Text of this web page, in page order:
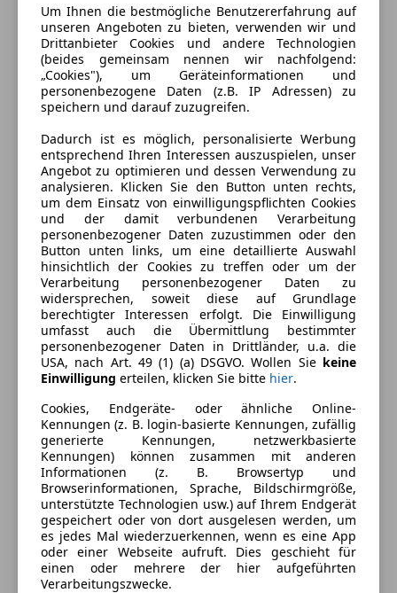
Kraftstoff
Benzin
Kraftstoffverbrauch
5,80l/100 km (komb.)
CO₂-Emissionen
137 g/km (komb.)
Ausstattung
Komfort
Berganfahrassistent
Getönte Scheiben
teilb. Rücksitzbank
Sicherheit
ABS
Airbag hinten
Beifahrerairbag
ESP
Isofix
Reifendruckkontrollsystem
Seitenairbag
Servolenkung
Tagfahrlicht
Traktionskontrolle
Wegfahrsperre
Extras
Mehr anzeigen
Farbe und Innenausstattung
Außenfarbe
Blau
Farbe laut Hersteller
BLAU MARINE
Lackierung
Metallic
Farbe der
Innenausstattung
Schwarz
Innenausstattung Stoff
Fahrzeugbeschreibung
Autos verkaufen kann jeder. Bei uns erhalten Sie ein
Rundum-Service das Ihnen den Autokauf so leicht wie
möglich macht.
Um Ihnen die bestmögliche Benutzererfahrung auf
unseren Angeboten zu bieten, verwenden wir und
Drittanbieter Cookies und andere Technologien
(beides gemeinsam nennen wir nachfolgend:
„Cookies"), um Geräteinformationen und
personenbezogene Daten (z.B. IP Adressen) zu
speichern und darauf zuzugreifen.
Dadurch ist es möglich, personalisierte Werbung
entsprechend Ihren Interessen auszuspielen, unser
Angebot zu optimieren und dessen Verwendung zu
analysieren. Klicken Sie den Button unten rechts,
um dem Einsatz von einwilligungspflichten Cookies
und der damit verbundenen Verarbeitung
personenbezogener Daten zuzustimmen oder den
Button unten links, um eine detaillierte Auswahl
hinsichtlich der Cookies zu treffen oder um der
Verarbeitung personenbezogener Daten zu
widersprechen, soweit diese auf Grundlage
berechtigter Interessen erfolgt. Die Einwilligung
umfasst auch die Übermittlung bestimmter
personenbezogener Daten in Drittländer, u.a. die
USA, nach Art. 49 (1) (a) DSGVO. Wollen Sie keine
Einwilligung erteilen, klicken Sie bitte hier.
Cookies, Endgeräte- oder ähnliche Online-
Kennungen (z. B. login-basierte Kennungen, zufällig
generierte Kennungen, netzwerkbasierte
Kennungen) können zusammen mit anderen
Informationen (z. B. Browsertyp und
Browserinformationen, Sprache, Bildschirmgröße,
unterstützte Technologien usw.) auf Ihrem Endgerät
gespeichert oder von dort ausgelesen werden, um
es jedes Mal wiederzuerkennen, wenn es eine App
oder einer Webseite aufruft. Dies geschieht für
einen oder mehrere der hier aufgeführten
Verarbeitungszwecke.